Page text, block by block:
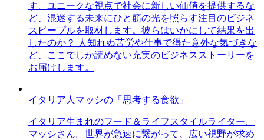
す、ユニークな視点で社会に新しい価値を提供するな
ど、混迷する未来にひと筋の光を照らす注目のビジネ
スピープルを取材します。彼らはいかにして結果を出
したのか？ 人知れぬ苦労や仕事で得た意外な気づきな
ど、ここでしか読めない充実のビジネスストーリーを
お届けします。
イタリア人マッシの「思考する食欲」
イタリア生まれのフード＆ライフスタイルライター、
マッシさん。世界が急速に繋がって、広い視野が求め